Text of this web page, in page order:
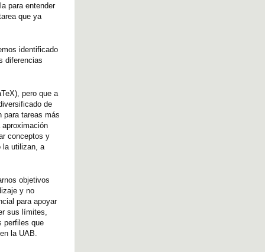
para entender
que ya
identificado
diferencias
pero que a
de
para tareas más
conceptos y
la utilizan, a
objetivos
y no
para apoyar
sus límites,
perfiles que
la UAB.